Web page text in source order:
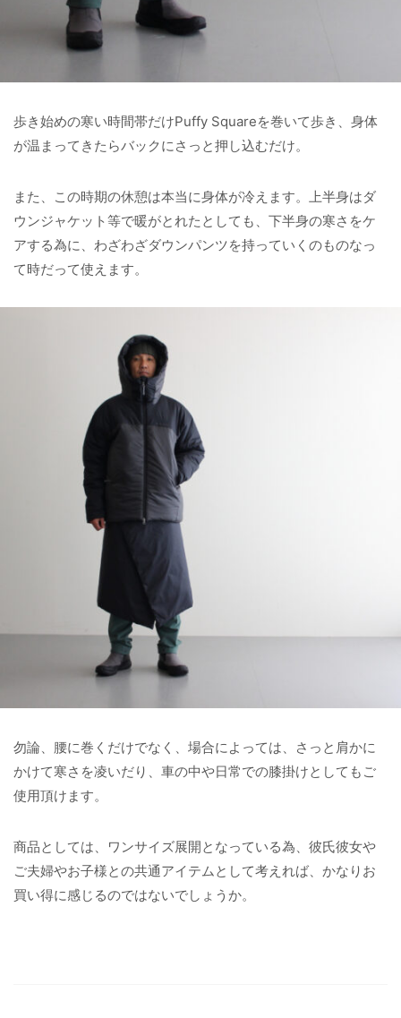
歩き始めの寒い時間帯だけPuffy Squareを巻いて歩き、身体
が温まってきたらバックにさっと押し込むだけ。
また、この時期の休憩は本当に身体が冷えます。上半身はダ
ウンジャケット等で暖がとれたとしても、下半身の寒さをケ
アする為に、わざわざダウンパンツを持っていくのものなっ
て時だって使えます。
勿論、腰に巻くだけでなく、場合によっては、さっと肩かに
かけて寒さを凌いだり、車の中や日常での膝掛けとしてもご
使用頂けます。
商品としては、ワンサイズ展開となっている為、彼氏彼女や
ご夫婦やお子様との共通アイテムとして考えれば、かなりお
買い得に感じるのではないでしょうか。